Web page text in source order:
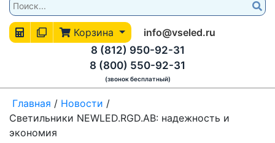
Корзина
info@vseled.ru
8 (812) 950-92-31
8 (800) 550-92-31
(звонок бесплатный)
Главная / Новости /
Светильники NEWLED.RGD.AB: надежность и
экономия